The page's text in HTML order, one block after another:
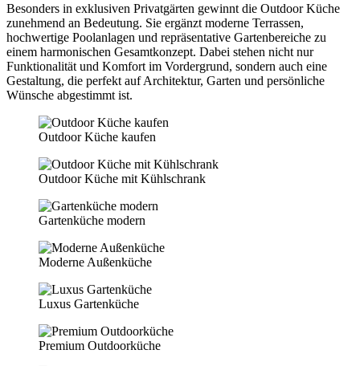
Besonders in exklusiven Privatgärten gewinnt die Outdoor Küche
zunehmend an Bedeutung. Sie ergänzt moderne Terrassen,
hochwertige Poolanlagen und repräsentative Gartenbereiche zu
einem harmonischen Gesamtkonzept. Dabei stehen nicht nur
Funktionalität und Komfort im Vordergrund, sondern auch eine
Gestaltung, die perfekt auf Architektur, Garten und persönliche
Wünsche abgestimmt ist.
Outdoor Küche kaufen
Outdoor Küche mit Kühlschrank
Gartenküche modern
Moderne Außenküche
Luxus Gartenküche
Premium Outdoorküche